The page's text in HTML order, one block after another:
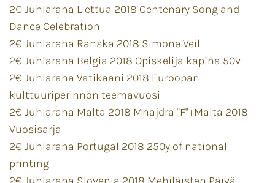
2€ Juhlaraha Liettua 2018 Centenary Song and
Dance Celebration
2€ Juhlaraha Ranska 2018 Simone Veil
2€ Juhlaraha Belgia 2018 Opiskelija kapina 50v
2€ Juhlaraha Vatikaani 2018 Euroopan
kulttuuriperinnön teemavuosi
2€ Juhlaraha Malta 2018 Mnajdra "F"+Malta 2018
Vuosisarja
2€ Juhlaraha Portugal 2018 250y of national
printing